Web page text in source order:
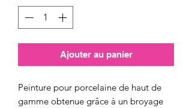
Ajouter au panier
Peinture pour porcelaine de haut de
gamme obtenue grâce à un broyage